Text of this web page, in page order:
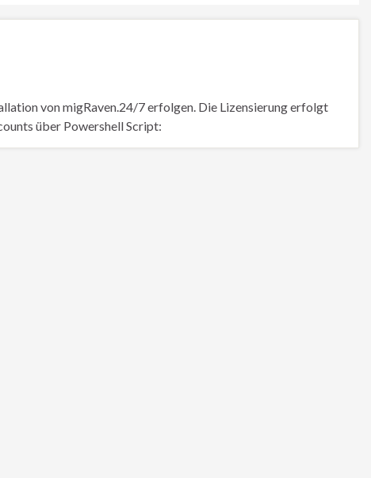
von migRaven.24/7 erfolgen. Die Lizensierung erfolgt
über Powershell Script: